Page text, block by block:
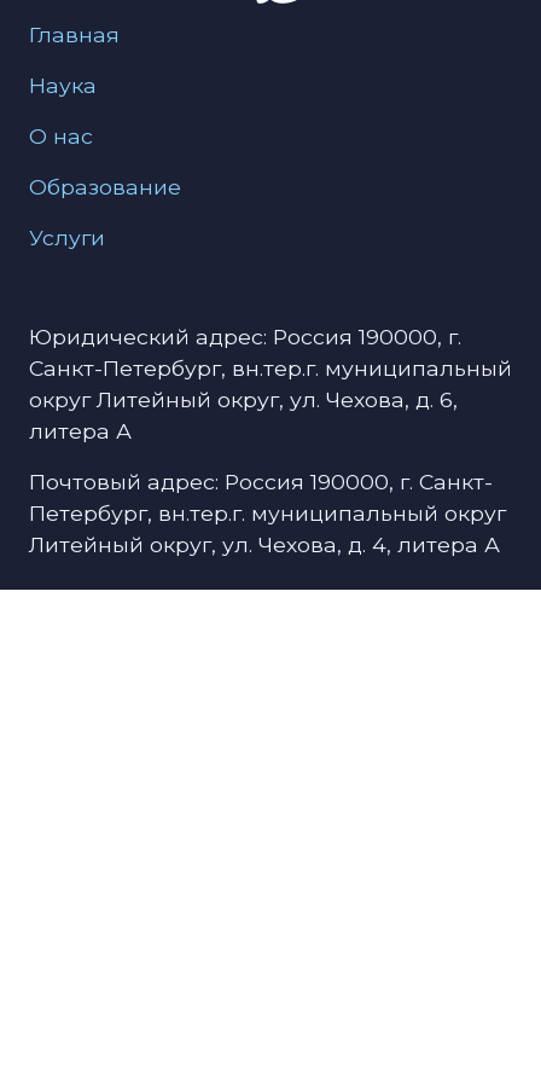
Меню для подвала
Главная
Наука
О нас
Образование
Услуги
Юридический адрес: Россия 190000, г.
Санкт-Петербург, вн.тер.г. муниципальный
округ Литейный округ, ул. Чехова, д. 6,
литера А
Почтовый адрес: Россия 190000, г. Санкт-
Петербург, вн.тер.г. муниципальный округ
Литейный округ, ул. Чехова, д. 4, литера А